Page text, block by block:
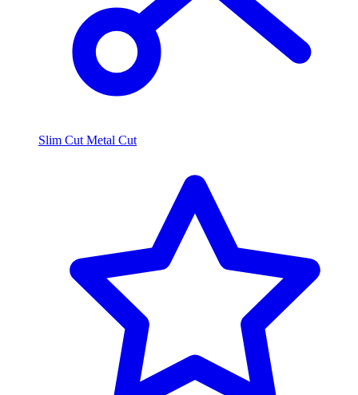
Slim Cut Metal Cut